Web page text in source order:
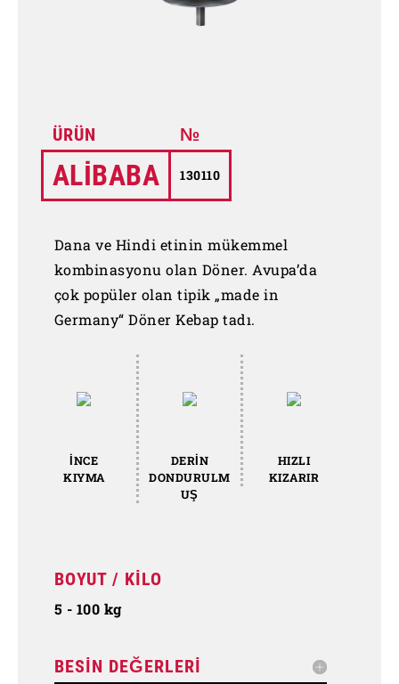
ALIBABA 130110
Dana ve Hindi etinin mükemmel
kombinasyonu olan Döner. Avupa’da
çok popüler olan tipik „made in
Germany“ Döner Kebap tadı.
İNCE
KIYMA
DERİN
DONDURULM
UŞ
HIZLI
KIZARIR
BOYUT / KİLO
5 - 100 kg
BESİN DEĞERLERİ